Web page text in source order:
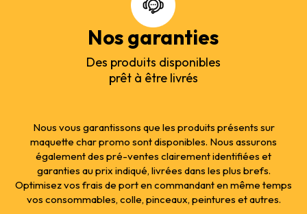
Nos garanties
Des produits disponibles
prêt à être livrés
Nous vous garantissons que les produits présents sur
maquette char promo sont disponibles. Nous assurons
également des pré-ventes clairement identifiées et
garanties au prix indiqué, livrées dans les plus brefs.
Optimisez vos frais de port en commandant en même temps
vos consommables, colle, pinceaux, peintures et autres.